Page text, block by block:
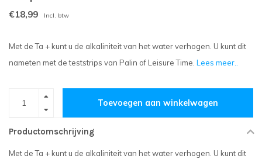
€18,99 Incl. btw
Met de Ta + kunt u de alkaliniteit van het water verhogen. U kunt dit
nameten met de teststrips van Palin of Leisure Time. Lees meer..
Toevoegen aan winkelwagen
Productomschrijving
Met de Ta + kunt u de alkaliniteit van het water verhogen. U kunt dit